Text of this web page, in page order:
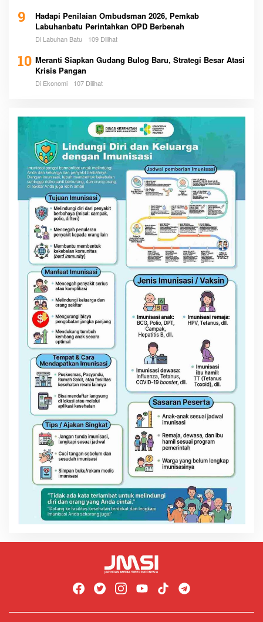
9
Hadapi Penilaian Ombudsman 2026, Pemkab
Labuhanbatu Perintahkan OPD Berbenah
Di Labuhan Batu 109 Dilihat
10 Meranti Siapkan Gudang Bulog Baru, Strategi Besar Atasi
Krisis Pangan
Di Ekonomi 107 Dilihat